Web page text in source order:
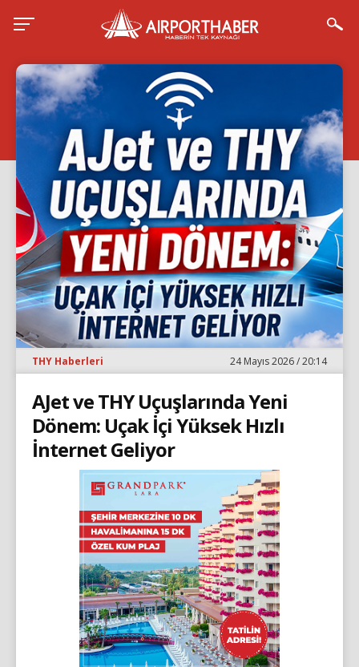
THY Haberleri 24 Mayıs 2026 / 20:14
AJet ve THY Uçuşlarında Yeni
Dönem: Uçak İçi Yüksek Hızlı
İnternet Geliyor